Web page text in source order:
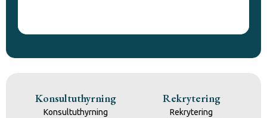
Konsultuthyrning
Konsultuthyrning
Rekrytering
Rekrytering